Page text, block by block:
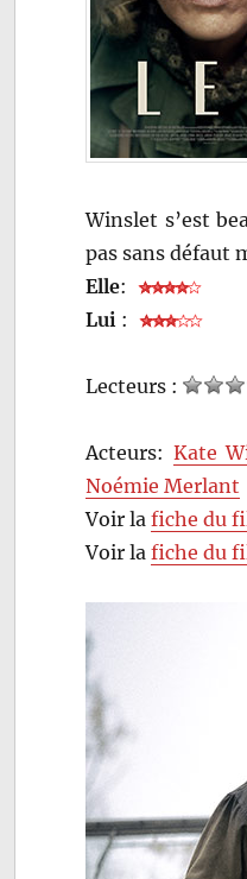
Winslet s’est
pas sans défaut
Elle:
Lui :
Lecteurs :
Acteurs: Kate
Noémie Merlant
Voir lafiche du
Voir lafiche du